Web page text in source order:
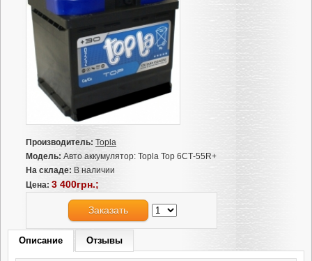
Производитель: Topla
Модель: Авто аккумулятор: Topla Top 6СТ-55R+
На складе: В наличии
Цена: 3 400грн.;
Заказать
Описание Отзывы